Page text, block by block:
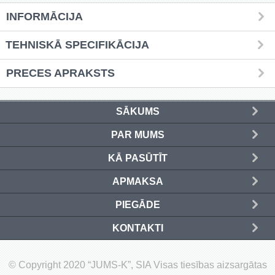
INFORMĀCIJA
TEHNISKĀ SPECIFIKĀCIJA
PRECES APRAKSTS
SĀKUMS
PAR MUMS
KĀ PASŪTĪT
APMAKSA
PIEGĀDE
KONTAKTI
© Copyright 2020 “JUMS-K”, SIA Visas tiesības aizsargātas
Griešanas diski un zāģa asmeņi
(50)
Instrumentu komplekti (554)
Instrumentu rezerves daļas (37)
Kompresori (157)
Krāsošanas instrumenti (133)